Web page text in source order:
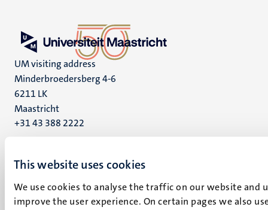
This website uses cookies
We use cookies to analyse the traffic on our website and
improve the user experience. On certain pages we also
UM visiting address
Minderbroedersberg 4-6
6211 LK
Maastricht
+31 43 388 2222
P.O. Box 616
Maastricht